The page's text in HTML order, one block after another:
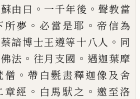
由曰 。 一千年後 。 聲教當
所夢 。 必當是耶 。 帝信為
諳博士王遵等十八人 。 同
法 。 往月支國 。 遇迦葉摩
僧 。 帶白氎𦘕釋迦像及舍
章經 。 白馬䭾之 。 邀至洛